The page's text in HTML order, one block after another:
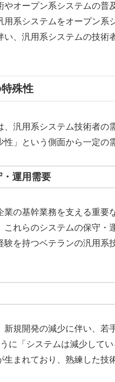
やオープン系システムの普
用系システムをオープン
、汎用系システムの技術
殊性
、汎用系システム技術者の
」という側面から一定の
・運用需要
業の基幹業務を支える重
これらのシステムの保守・
験を持つベテランの汎用系
規開発の減少に伴い、若
に「システムは減少して
まれており、熟練した技